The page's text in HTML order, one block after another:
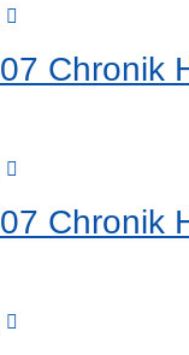
Chronik
Chronik